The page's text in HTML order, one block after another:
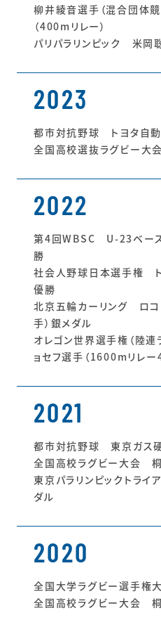
柳井綾音選手（混合団体
（400mリレー）
パリパラリンピック 米岡聡
2023
都市対抗野球 トヨタ自
全国高校選抜ラグビー
2022
第4回WBSC U-23ベース
勝
社会人野球日本選手権
優勝
北京五輪カーリング ロコ
手）銀メダル
オレゴン世界選手権（陸連
ョセフ選手（1600mリレー
2021
都市対抗野球 東京ガス
全国高校ラグビー大会
東京パラリンピックトラ
ダル
2020
全国大学ラグビー選手
全国高校ラグビー大会